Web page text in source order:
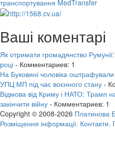
транспортування MedTransfer
Ваші коментарі
Як отримати громадянство
році - Комментариев: 1
На Буковині чоловіка оштрафували
УПЦ МП під час воєнного стану -
Відмова від Криму і НАТО: Трамп
закінчити війну - Комментариев: 1
Copyright © 2008-2026 Платинова
Розміщення інформації. Контакти.